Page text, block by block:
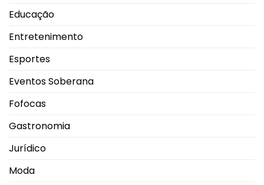
Educação
Entretenimento
Esportes
Eventos Soberana
Fofocas
Gastronomia
Jurídico
Moda